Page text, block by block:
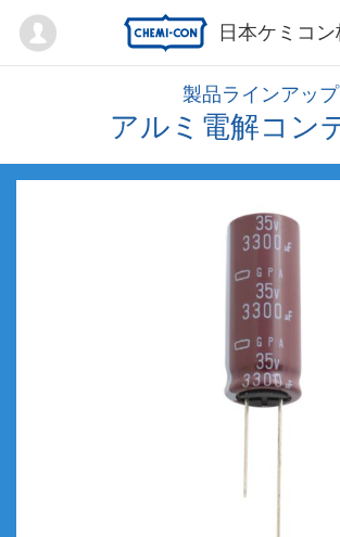
日本ケミコ
Mypage
製品ラインアップ
アルミ電解コン